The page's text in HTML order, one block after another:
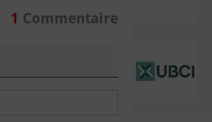
1 Commentaire